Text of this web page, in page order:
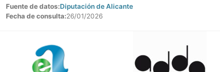
Fuente de datos:Diputación de Alicante
Fecha de consulta:26/01/2026